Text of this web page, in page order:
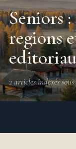
Seniors
regions
2 articles indexés